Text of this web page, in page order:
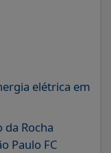
elétrica em
da Rocha
Paulo FC